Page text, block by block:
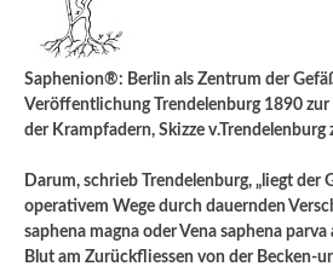
Saphenion®: Berlin als Zentrum der
Veröffentlichung Trendelenburg 1890
der Krampfadern, Skizze v.Trendelenburg
Darum, schrieb Trendelenburg, „liegt der
operativem Wege durch dauernden
saphena magna oder Vena saphena parva
Blut am Zurückfliessen von der Becken-